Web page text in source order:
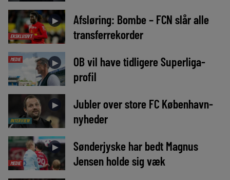
EKSKLUSIVT
►
Afsløring: Bombe – FCN slår alle
transferrekorder
MEDIE ►
OB vil have tidligere Superliga-
profil
INTERVIEW
►
Jubler over store FC København-
nyheder
MEDIE
►
Sønderjyske har bedt Magnus
Jensen holde sig væk